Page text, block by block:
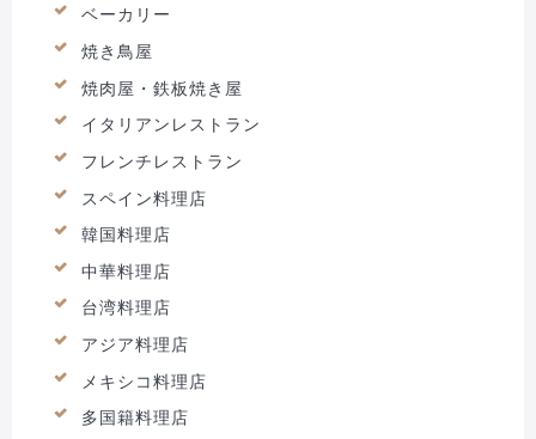
ベーカリー
焼き鳥屋
焼肉屋・鉄板焼き屋
イタリアンレストラン
フレンチレストラン
スペイン料理店
韓国料理店
中華料理店
台湾料理店
アジア料理店
メキシコ料理店
多国籍料理店